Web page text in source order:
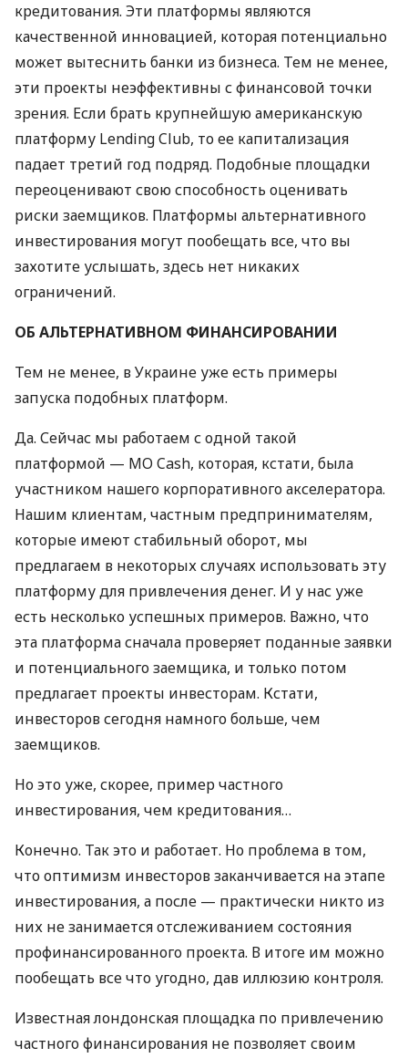
кредитования. Эти платформы являются
качественной инновацией, которая потенциально
может вытеснить банки из бизнеса. Тем не менее,
эти проекты неэффективны с финансовой точки
зрения. Если брать крупнейшую американскую
платформу Lending Club, то ее капитализация
падает третий год подряд. Подобные площадки
переоценивают свою способность оценивать
риски заемщиков. Платформы альтернативного
инвестирования могут пообещать все, что вы
захотите услышать, здесь нет никаких
ограничений.
ОБ АЛЬТЕРНАТИВНОМ ФИНАНСИРОВАНИИ
Тем не менее, в Украине уже есть примеры
запуска подобных платформ.
Да. Сейчас мы работаем с одной такой
платформой — MO Cash, которая, кстати, была
участником нашего корпоративного акселератора.
Нашим клиентам, частным предпринимателям,
которые имеют стабильный оборот, мы
предлагаем в некоторых случаях использовать эту
платформу для привлечения денег. И у нас уже
есть несколько успешных примеров. Важно, что
эта платформа сначала проверяет поданные заявки
и потенциального заемщика, и только потом
предлагает проекты инвесторам. Кстати,
инвесторов сегодня намного больше, чем
заемщиков.
Но это уже, скорее, пример частного
инвестирования, чем кредитования…
Конечно. Так это и работает. Но проблема в том,
что оптимизм инвесторов заканчивается на этапе
инвестирования, а после — практически никто из
них не занимается отслеживанием состояния
профинансированного проекта. В итоге им можно
пообещать все что угодно, дав иллюзию контроля.
Известная лондонская площадка по привлечению
частного финансирования не позволяет своим